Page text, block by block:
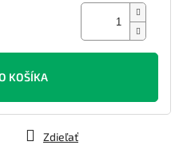
KOŠÍKA
Zdieľať